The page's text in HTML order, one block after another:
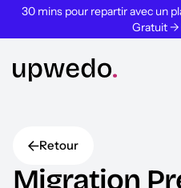
30 mins pour repartir avec un
Gratuit →
Retour
Migration